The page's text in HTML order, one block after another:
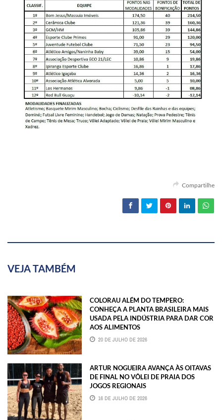
Compartilhe
VEJA TAMBÉM
COLORAU ALÉM DO TEMPERO:
CONHEÇA A PLANTA BRASILEIRA MAIS
USADA PELA INDÚSTRIA PARA DAR COR
AOS ALIMENTOS
20 DE JULHO DE 2026
ARTUR NOGUEIRA AVANÇA ÀS OITAVAS
DE FINAL NO VÔLEI DE PRAIA DOS
JOGOS REGIONAIS
16 DE JULHO DE 2026